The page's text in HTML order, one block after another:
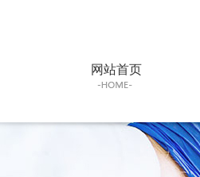
网站首页